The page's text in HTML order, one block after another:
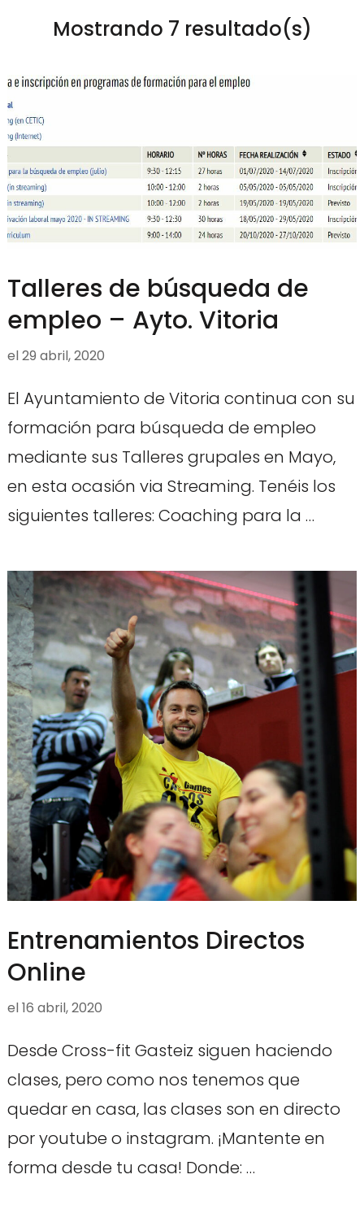
Mostrando 7 resultado(s)
Talleres de búsqueda de
empleo – Ayto. Vitoria
el29 abril, 2020
El Ayuntamiento de Vitoria continua con su
formación para búsqueda de empleo
mediante sus Talleres grupales en Mayo,
en esta ocasión via Streaming. Tenéis los
siguientes talleres: Coaching para la …
Entrenamientos Directos
Online
el16 abril, 2020
Desde Cross-fit Gasteiz siguen haciendo
clases, pero como nos tenemos que
quedar en casa, las clases son en directo
por youtube o instagram. ¡Mantente en
forma desde tu casa! Donde: …